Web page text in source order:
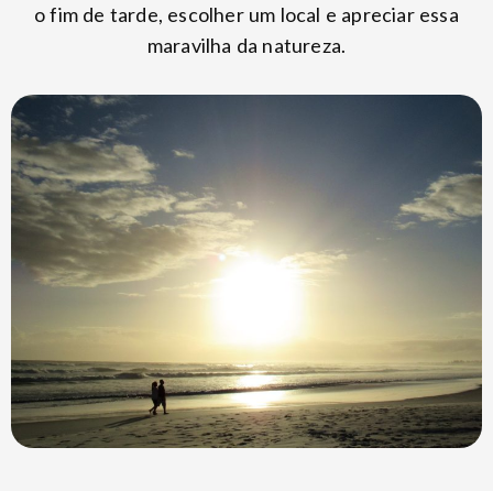
o fim de tarde, escolher um local e apreciar essa
maravilha da natureza.